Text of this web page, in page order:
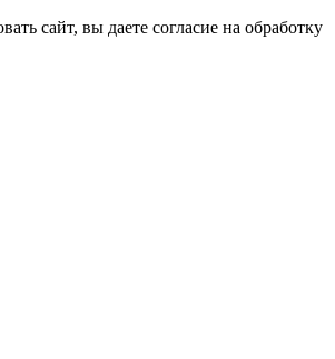
сайт, вы даете согласие на обработку